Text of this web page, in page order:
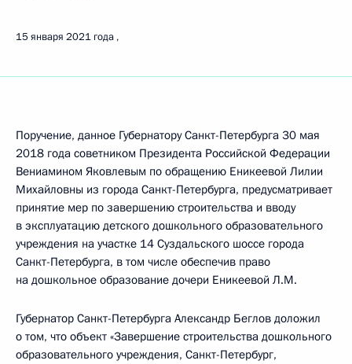
15 января 2021 года
Поручение, данное Губернатору Санкт-Петербурга 30 мая
2018 года советником Президента Российской Федерации
Вениамином Яковлевым по обращению Еникеевой Лилии
Михайловны из города Санкт-Петербурга, предусматривает
принятие мер по завершению строительства и вводу
в эксплуатацию детского дошкольного образовательного
учреждения на участке 14 Суздальского шоссе города
Санкт-Петербурга, в том числе обеспечив право
на дошкольное образование дочери Еникеевой Л.М.
Губернатор Санкт-Петербурга Александр Беглов доложил
о том, что объект «Завершение строительства дошкольного
образовательного учреждения, Санкт-Петербург,